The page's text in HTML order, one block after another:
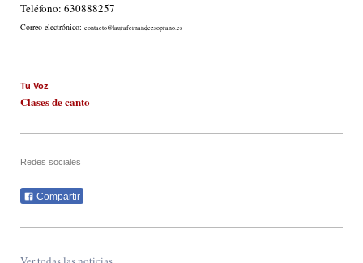
Teléfono: 630888257
Correo electrónico: contacto@laurafernandezsoprano.es
Tu Voz
Clases de canto
Redes sociales
Compartir